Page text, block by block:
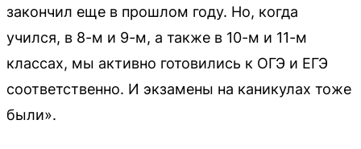
закончил еще в прошлом году. Но, когда
учился, в 8-м и 9-м, а также в 10-м и 11-м
классах, мы активно готовились к ОГЭ и ЕГЭ
соответственно. И экзамены на каникулах тоже
были».